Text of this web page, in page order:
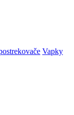
Vapky